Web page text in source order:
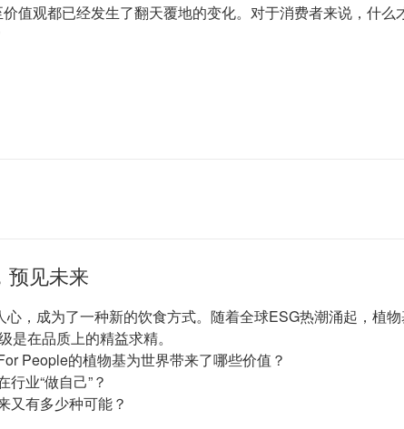
值观都已经发生了翻天覆地的变化。对于消费者来说，什
预见未来
，成为了一种新的饮食方式。随着全球ESG热潮涌起，植
是在品质上的精益求精。
People的植物基为世界带来了哪些价值？
业“做自己”？
又有多少种可能？